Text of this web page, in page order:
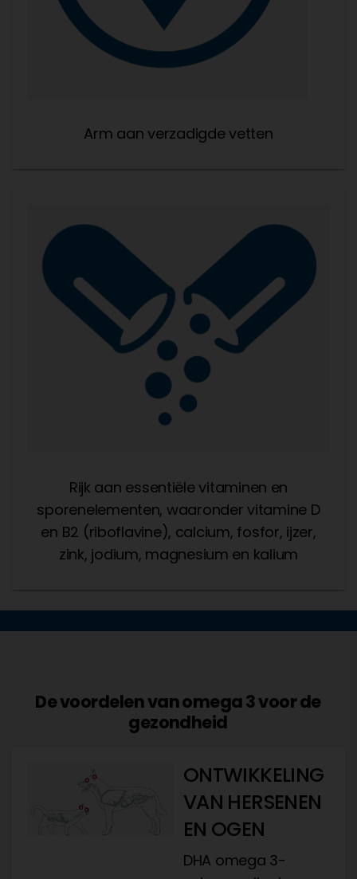
Arm aan verzadigde vetten
Rijk aan essentiële vitaminen en
sporenelementen, waaronder vitamine D
en B2 (riboflavine), calcium, fosfor, ijzer,
zink, jodium, magnesium en kalium
De voordelen van omega 3 voor de
gezondheid
ONTWIKKELING
VAN HERSENEN
EN OGEN
DHA omega 3-